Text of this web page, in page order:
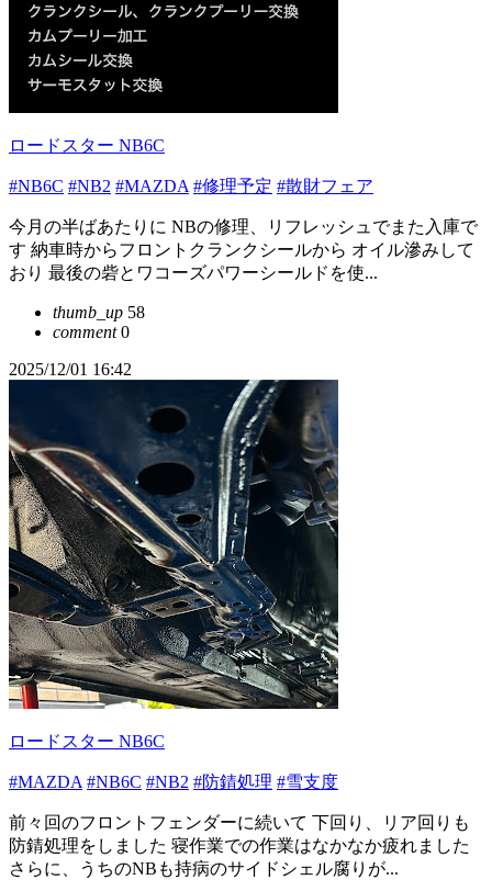
ロードスター NB6C
#NB6C #NB2 #MAZDA #修理予定 #散財フェア
今月の半ばあたりに NBの修理、リフレッシュでまた入庫で
す 納車時からフロントクランクシールから オイル滲みして
おり 最後の砦とワコーズパワーシールドを使...
thumb_up 58
comment0
2025/12/01 16:42
ロードスター NB6C
#MAZDA #NB6C #NB2 #防錆処理 #雪支度
前々回のフロントフェンダーに続いて 下回り、リア回りも
防錆処理をしました 寝作業での作業はなかなか疲れました
さらに、うちのNBも持病のサイドシェル腐りが...